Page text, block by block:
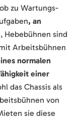
zu Wartungs-
, an
Hebebühnen sind
Arbeitsbühnen
normalen
einer
das Chassis als
von
sie diese